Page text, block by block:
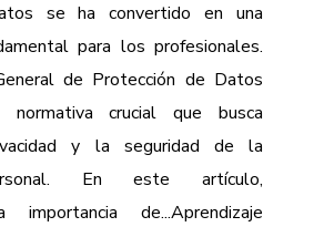
se ha convertido en una
para los profesionales.
de Protección de Datos
crucial que busca
y la seguridad de la
En este artículo,
importancia de...Aprendizaje